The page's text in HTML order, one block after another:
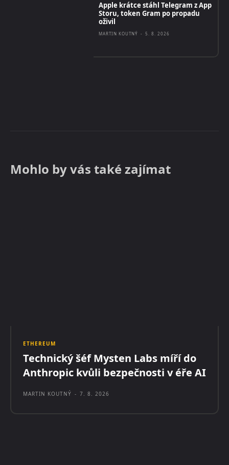
Apple krátce stáhl Telegram z App
Storu, token Gram po propadu
oživil
MARTIN KOUTNÝ - 5. 8. 2026
Mohlo by vás také zajímat
ETHEREUM
Technický šéf Mysten Labs míří do
Anthropic kvůli bezpečnosti v éře AI
MARTIN KOUTNÝ - 7. 8. 2026